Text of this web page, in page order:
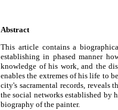
Abstract
This article contains a
establishing in phased manner
knowledge of his work, and the
enables the extremes of his life to
city's sacramental records, reveals
the social networks established by
biography of the painter.